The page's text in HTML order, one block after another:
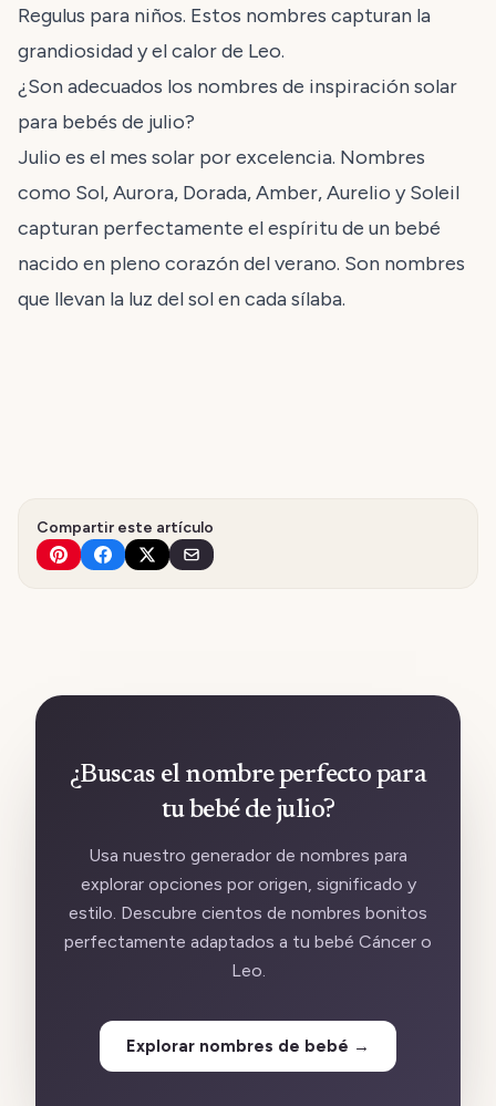
Regulus para niños. Estos nombres capturan la
grandiosidad y el calor de Leo.
¿Son adecuados los nombres de inspiración solar
para bebés de julio?
Julio es el mes solar por excelencia. Nombres
como Sol, Aurora, Dorada, Amber, Aurelio y Soleil
capturan perfectamente el espíritu de un bebé
nacido en pleno corazón del verano. Son nombres
que llevan la luz del sol en cada sílaba.
Compartir este artículo
¿Buscas el nombre perfecto para
tu bebé de julio?
Usa nuestro generador de nombres para
explorar opciones por origen, significado y
estilo. Descubre cientos de nombres bonitos
perfectamente adaptados a tu bebé Cáncer o
Leo.
Explorar nombres de bebé →